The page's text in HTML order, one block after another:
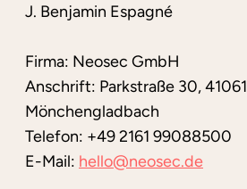
J. Benjamin Espagné
Firma: Neosec GmbH
Anschrift: Parkstraße 30, 41061
Mönchengladbach
Telefon: +49 2161 99088500
E-Mail: hello@neosec.de